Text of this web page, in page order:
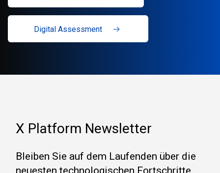
Digital Assessment
X Platform Newsletter
Bleiben Sie auf dem Laufenden über die
neuesten technologischen Fortschritte